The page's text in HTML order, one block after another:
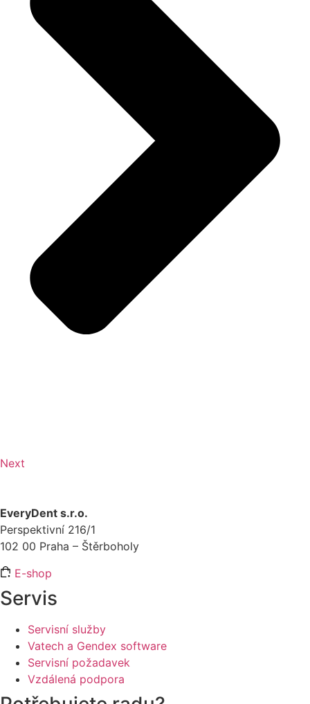
Next
EveryDent s.r.o.
Perspektivní 216/1
102 00 Praha – Štěrboholy
E-shop
Servis
Servisní služby
Vatech a Gendex software
Servisní požadavek
Vzdálená podpora